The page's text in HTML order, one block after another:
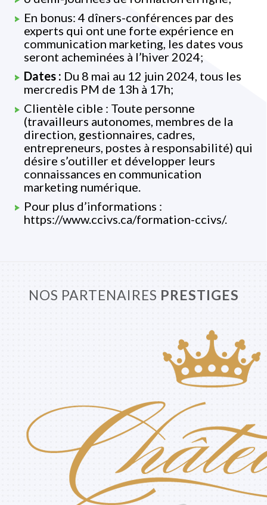
En bonus: 4 dîners-conférences par des
experts qui ont une forte expérience en
communication marketing, les dates vous
seront acheminées à l’hiver 2024;
Dates : Du 8 mai au 12 juin 2024, tous les
mercredis PM de 13h à 17h;
Clientèle cible : Toute personne
(travailleurs autonomes, membres de la
direction, gestionnaires, cadres,
entrepreneurs, postes à responsabilité) qui
désire s’outiller et développer leurs
connaissances en communication
marketing numérique.
Pour plus d’informations :
https://www.ccivs.ca/formation-ccivs/.
NOS PARTENAIRES PRESTIGES